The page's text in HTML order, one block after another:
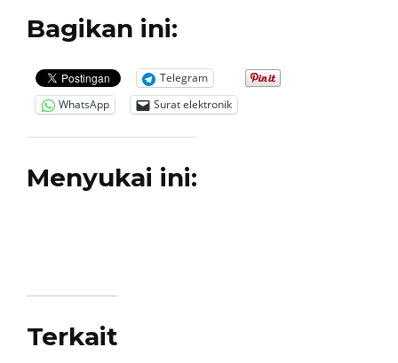
Bagikan ini:
Telegram
WhatsApp
Surat elektronik
Menyukai ini:
Terkait